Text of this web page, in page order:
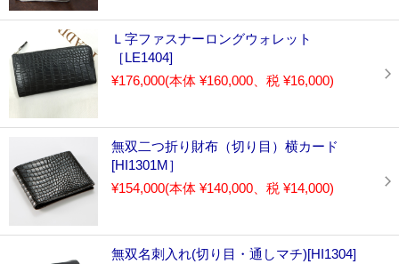
Ｌ字ファスナーロングウォレット
［LE1404]
¥176,000(本体 ¥160,000、税 ¥16,000)
無双二つ折り財布（切り目）横カード
[HI1301M］
¥154,000(本体 ¥140,000、税 ¥14,000)
無双名刺入れ(切り目・通しマチ)[HI1304]